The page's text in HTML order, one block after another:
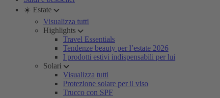
☀️ Estate
Visualizza tutti
Highlights
Travel Essentials
Tendenze beauty per l’estate 2026
I prodotti estivi indispensabili per lui
Solari
Visualizza tutti
Protezione solare per il viso
Trucco con SPF